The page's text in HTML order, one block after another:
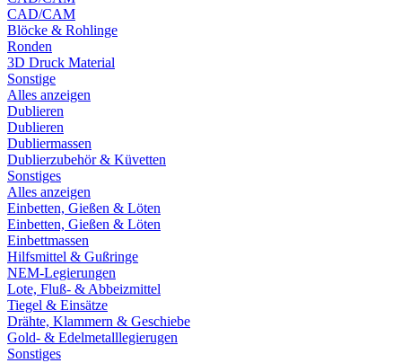
CAD/CAM
Blöcke & Rohlinge
Ronden
3D Druck Material
Sonstige
Alles anzeigen
Dublieren
Dublieren
Dubliermassen
Dublierzubehör & Küvetten
Sonstiges
Alles anzeigen
Einbetten, Gießen & Löten
Einbetten, Gießen & Löten
Einbettmassen
Hilfsmittel & Gußringe
NEM-Legierungen
Lote, Fluß- & Abbeizmittel
Tiegel & Einsätze
Drähte, Klammern & Geschiebe
Gold- & Edelmetalllegierugen
Sonstiges